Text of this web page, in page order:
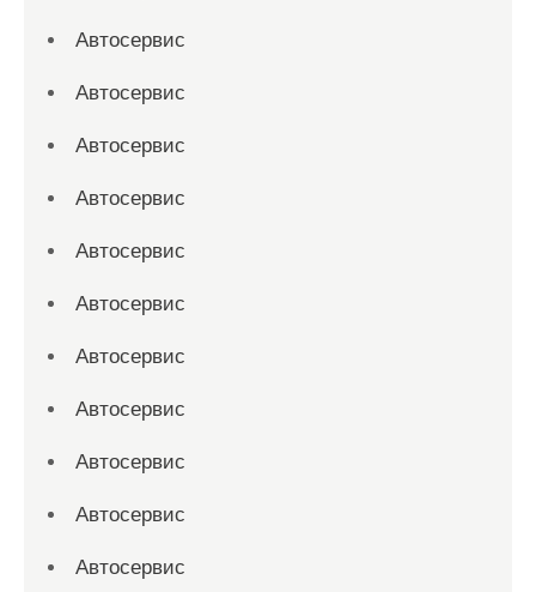
Автосервис
Автосервис
Автосервис
Автосервис
Автосервис
Автосервис
Автосервис
Автосервис
Автосервис
Автосервис
Автосервис